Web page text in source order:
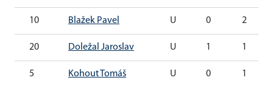
10 Blažek Pavel U 0 2
20 Doležal Jaroslav U 1 1
5 Kohout Tomáš U 0 1